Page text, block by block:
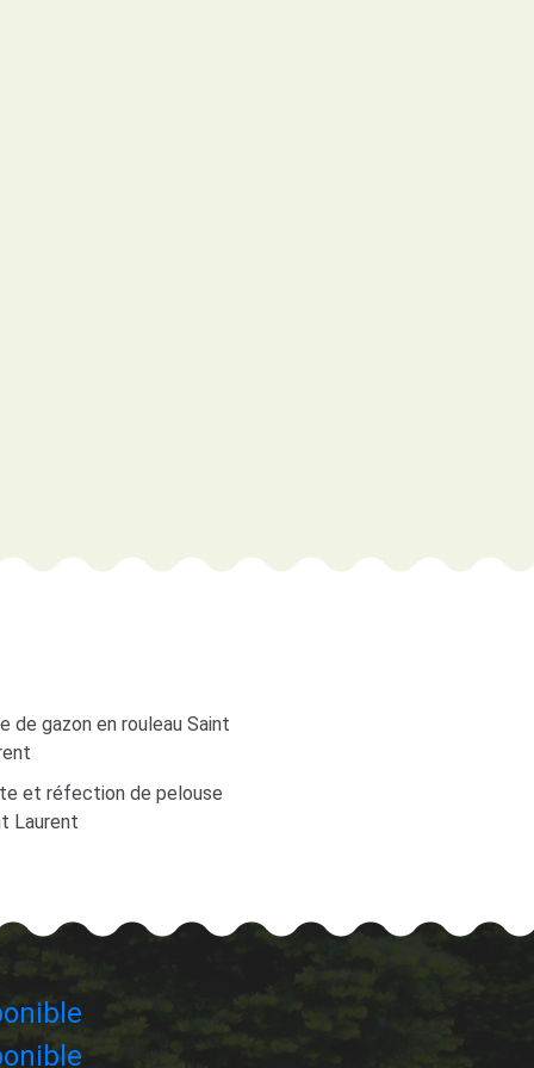
de gazon en rouleau Saint
et réfection de pelouse
Laurent